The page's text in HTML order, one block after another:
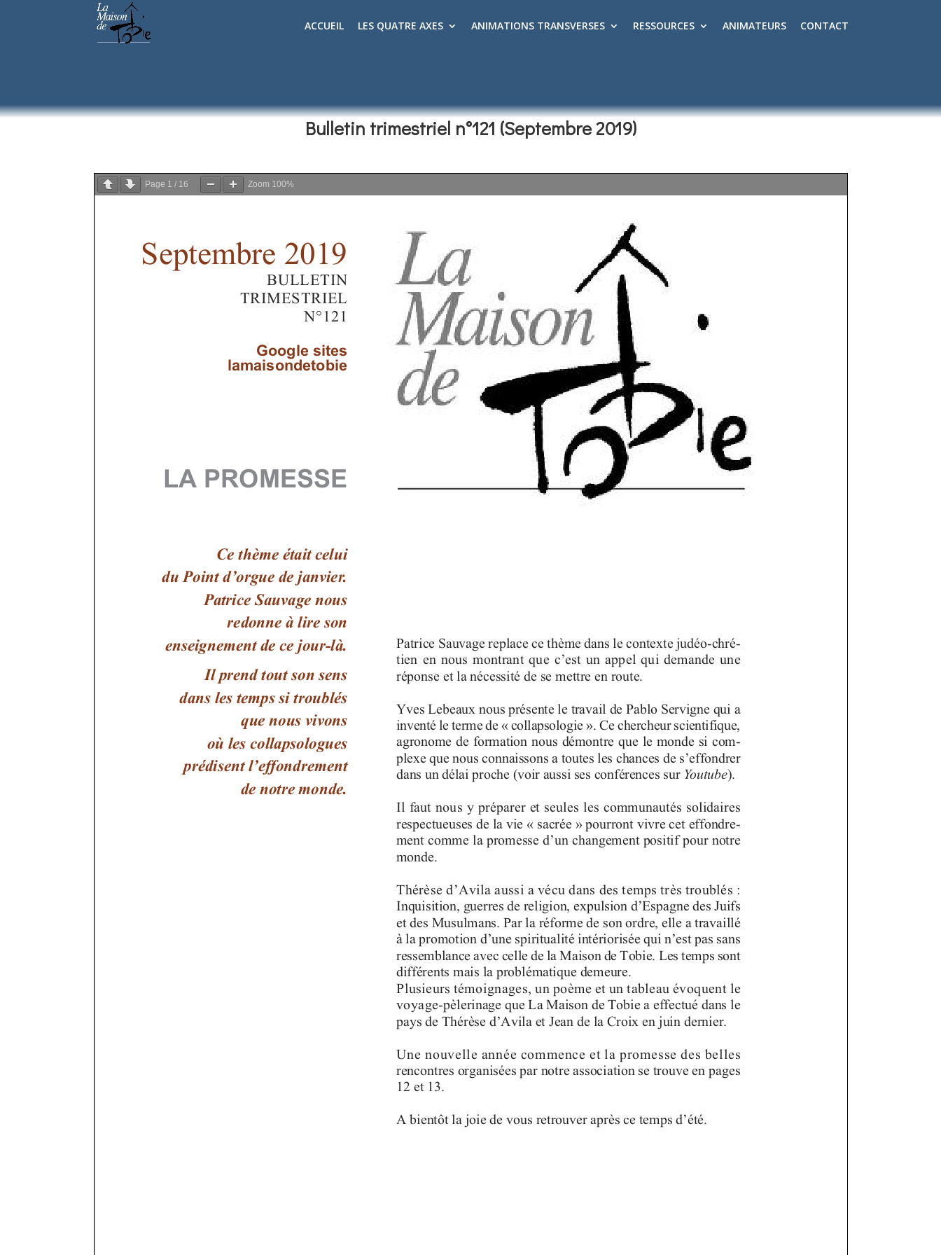
ACCUEIL LES QUATRE AXES ANIMATIONS TRANSVERSES RESSOURCES ANIMATEURS CONTACT
Bulletin trimestriel n°121 (Septembre 2019)
Page 1 / 16 Zoom 100%